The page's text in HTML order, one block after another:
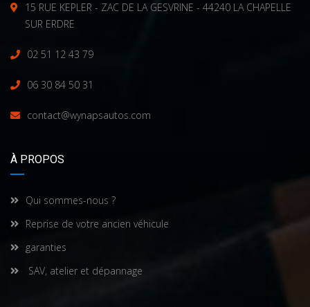
15 RUE KEPLER - ZAC DE LA GESVRINE - 44240 LA CHAPELLE
SUR ERDRE
02 51 12 43 79
06 30 84 50 31
contact@wynapsautos.com
À PROPOS
Qui sommes-nous ?
Reprise de votre ancien véhicule
garanties
SAV, atelier et dépannage